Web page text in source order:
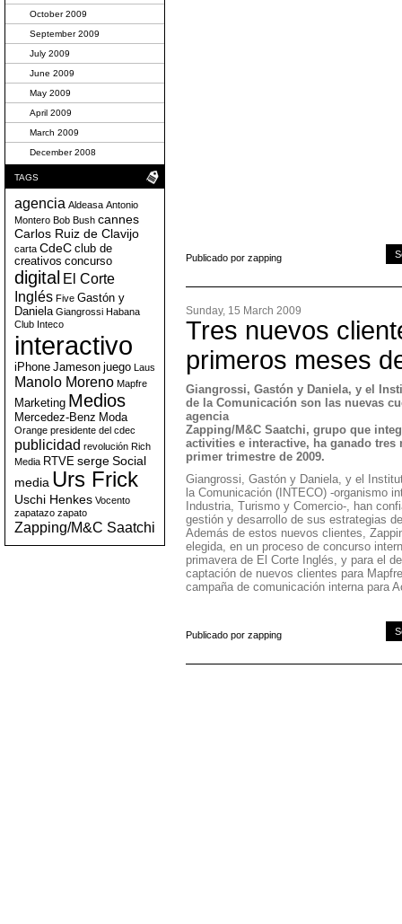
Publicado por zapping
Sunday, 15 March 2009
Tres nuevos
primeros meses
Giangrossi, Gastón y Daniela, y el
de la Comunicación son las nuevas
agencia
Zapping/M&C Saatchi, grupo que
activities e interactive, ha ganado tres
primer trimestre de 2009.
Giangrossi, Gastón y Daniela, y el
la Comunicación (INTECO) -organismo
Industria, Turismo y Comercio-, han
gestión y desarrollo de sus estrategias
Además de estos nuevos clientes,
elegida, en un proceso de concurso
primavera de El Corte Inglés, y para el
captación de nuevos clientes para
campaña de comunicación interna para
Publicado por zapping
October 2009
September 2009
July 2009
June 2009
May 2009
April 2009
March 2009
December 2008
TAGS
agencia Aldeasa Antonio
Montero Bob Bush cannes
Carlos Ruiz de Clavijo
carta CdeC club de
creativos concurso
digital El Corte
Inglés Five Gastón y
Daniela Giangrossi Habana
Club Inteco
interactivo
iPhone Jameson juego Laus
Manolo Moreno Mapfre
Marketing Medios
Mercedez-Benz Moda
Orange presidente del cdec
publicidad revolución Rich
Media RTVE serge Social
media Urs Frick
Uschi Henkes Vocento
zapatazo zapato
Zapping/M&C Saatchi